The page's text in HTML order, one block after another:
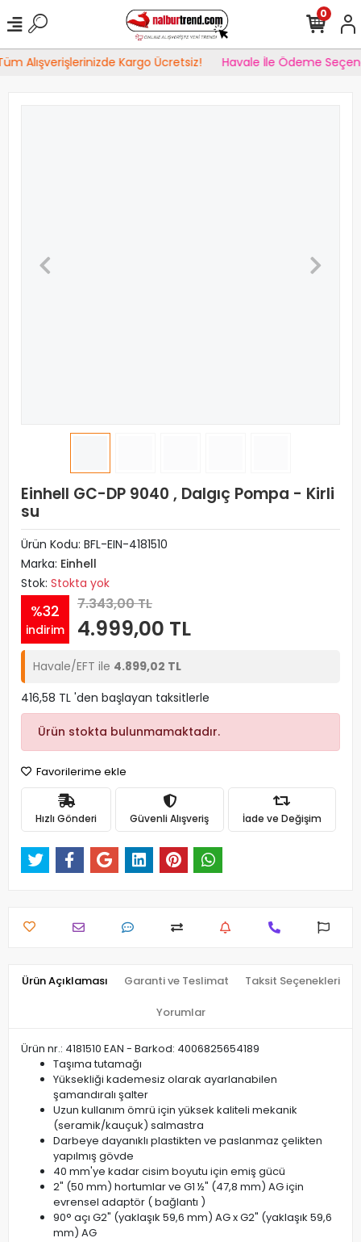
Alışverişlerinizde Kargo Ücretsiz! Havale İle Ödeme
0
Einhell GC-DP 9040 , Dalgıç Pompa - Kirli
su
Ürün Kodu: BFL-EIN-4181510
Marka: Einhell
Stok: Stokta yok
%32
indirim
7.343,00 TL
4.999,00 TL
Havale/EFT ile 4.899,02 TL
416,58 TL 'den başlayan taksitlerle
Ürün stokta bulunmamaktadır.
Favorilerime ekle
Hızlı Gönderi Güvenli Alışveriş İade ve Değişim
Ürün Açıklaması Garanti ve Teslimat Taksit Seçenekleri
Yorumlar
Ürün nr.: 4181510 EAN - Barkod: 4006825654189
Taşıma tutamağı
Yüksekliği kademesiz olarak ayarlanabilen
şamandıralı şalter
Uzun kullanım ömrü için yüksek kaliteli mekanik
(seramik/kauçuk) salmastra
Darbeye dayanıklı plastikten ve paslanmaz çelikten
yapılmış gövde
40 mm'ye kadar cisim boyutu için emiş gücü
2" (50 mm) hortumlar ve G1 ½" (47,8 mm) AG için
evrensel adaptör ( bağlantı )
90° açı G2" (yaklaşık 59,6 mm) AG x G2" (yaklaşık 59,6
mm) AG